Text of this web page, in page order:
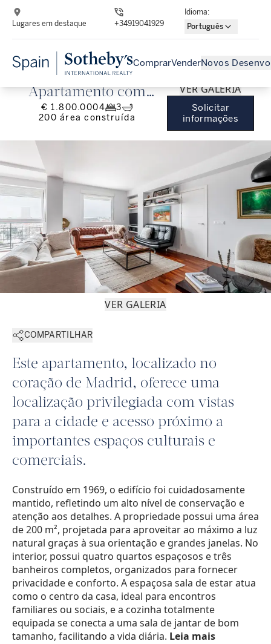
Lugares em destaque +34919041929
Idioma:
Português
ComprarVenderNovos
Apartamento com
vistas para a cidade de
€ 1.800.0004
3
200 área construída
VER GALERIA
Solicitar
informações
VER GALERIA
COMPARTILHAR
Este apartamento, localizado no
coração de Madrid, oferece uma
localização privilegiada com vistas
para a cidade e acesso próximo a
importantes espaços culturais e
comerciais.
Construído em 1969, o edifício foi cuidadosamente
mantido, refletindo um alto nível de conservação e
atenção aos detalhes. A propriedade possui uma área
de 200 m², projetada para aproveitar ao máximo a luz
natural graças à sua orientação e grandes janelas. No
interior, possui quatro quartos espaçosos e três
banheiros completos, organizados para fornecer
privacidade e conforto. A espaçosa sala de estar atua
como o centro da casa, ideal para encontros
familiares ou sociais, e a cozinha totalmente
equipada se conecta a uma sala de jantar de bom
tamanho, facilitando a vida diária. Leia mais